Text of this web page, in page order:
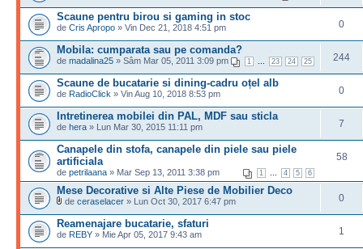
Scaune pentru birou si gaming in stoc
de Cris Apropo » Vin Dec 21, 2018 4:51 pm 0
Mobila: cumparata sau pe comanda?
1 23 24 25
de madalina25 » Sâm Mar 05, 2011 3:09 pm 244
Scaune de bucatarie si dining-cadru oțel alb
de RadioClick » Vin Aug 10, 2018 8:53 pm 0
Intretinerea mobilei din PAL, MDF sau sticla
de hera » Lun Mar 30, 2015 11:11 pm 7
Canapele din stofa, canapele din piele sau piele
artificiala
1 4 5 6
de petrilaana » Mar Sep 13, 2011 3:38 pm
58
Mese Decorative si Alte Piese de Mobilier Deco
de ceraselacer » Lun Oct 30, 2017 6:47 pm 0
Reamenajare bucatarie, sfaturi
de REBY » Mie Apr 05, 2017 9:43 am 1